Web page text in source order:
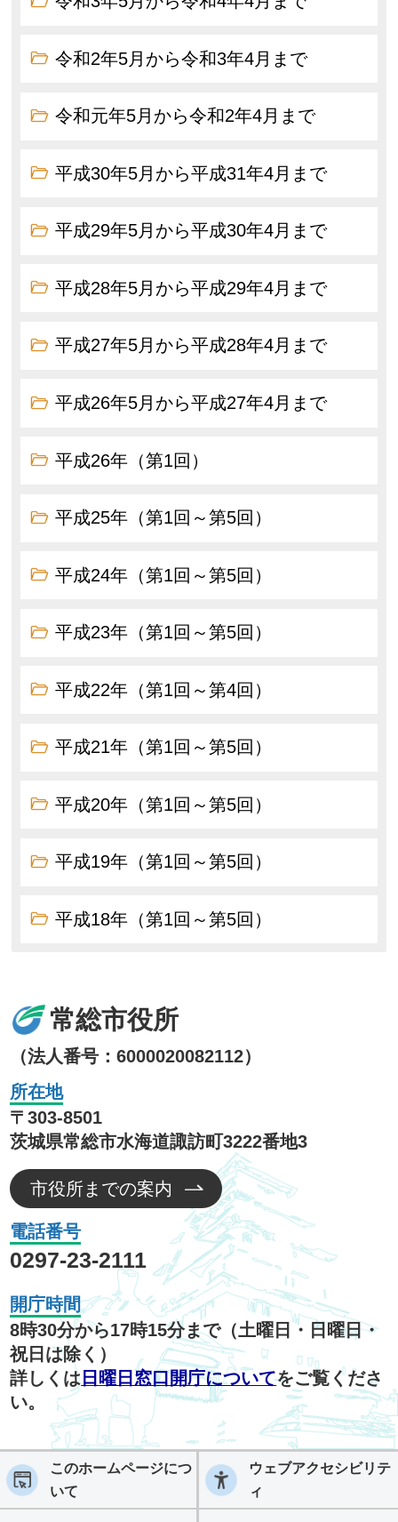
令和2年5月から令和3年4月まで
令和元年5月から令和2年4月まで
平成30年5月から平成31年4月まで
平成29年5月から平成30年4月まで
平成28年5月から平成29年4月まで
平成27年5月から平成28年4月まで
平成26年5月から平成27年4月まで
平成26年（第1回）
平成25年（第1回～第5回）
平成24年（第1回～第5回）
平成23年（第1回～第5回）
平成22年（第1回～第4回）
平成21年（第1回～第5回）
平成20年（第1回～第5回）
平成19年（第1回～第5回）
平成18年（第1回～第5回）
常総市役所
（法人番号：6000020082112）
所在地
〒303-8501
茨城県常総市水海道諏訪町3222番地3
市役所までの案内
電話番号
0297-23-2111
開庁時間
8時30分から17時15分まで（土曜日・日曜日・
祝日は除く）
詳しくは 日曜日窓口開庁についてをご覧くださ
い。
このホームページにつ
いて
ウェブアクセシビリテ
ィ